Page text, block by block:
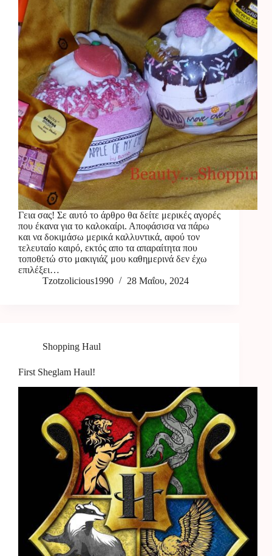
Γεια σας! Σε αυτό το άρθρο θα δείτε μερικές αγορές
που έκανα για το καλοκαίρι. Αποφάσισα να πάρω
και να δοκιμάσω μερικά καλλυντικά, αφού τον
τελευταίο καιρό, εκτός απο τα απαραίτητα που
τοποθετώ στο μακιγιάζ μου καθημερινά δεν έχω
επιλέξει…
Tzotzolicious1990
28 Μαΐου, 2024
Shopping Haul
First Sheglam Haul!